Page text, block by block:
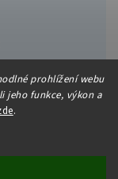
prohlížení webu
jeho funkce, výkon a
.